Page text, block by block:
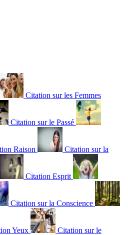
Citation sur les Femmes
Citation sur le Passé
Raison Citation sur la
Citation Esprit
Citation sur la Conscience
Yeux Citation sur le